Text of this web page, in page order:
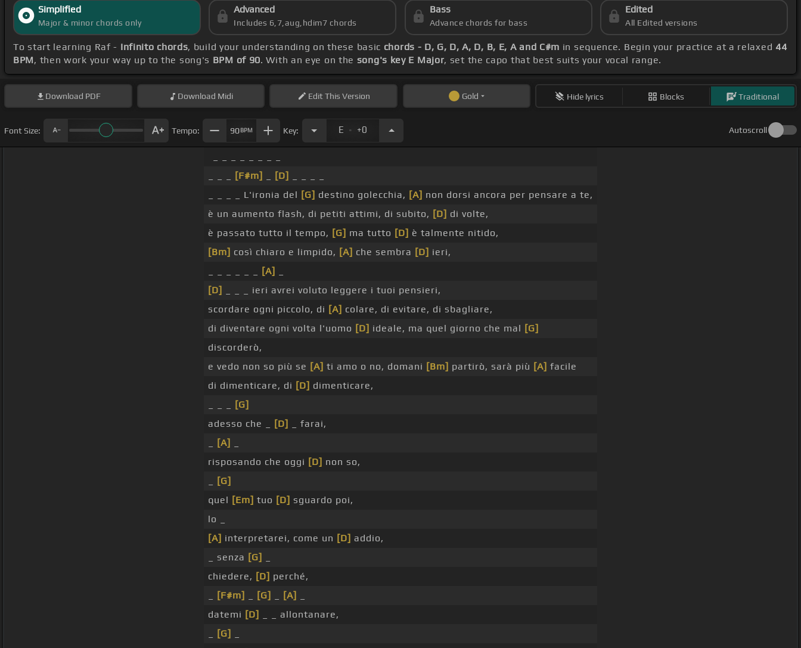
Simplified
Major & minor chords only
Advanced
Includes 6,7,aug,hdim7 chords
Bass
Advance chords for bass
Edited
All Edited versions
To start learning Raf - Infinito chords, build your understanding on these basic chords - D, G, D, A, D, B, E, A and C#m in sequence. Begin your practice at a relaxed 44
BPM, then work your way up to the song's BPM of 90. With an eye on the song's key E Major, set the capo that best suits your vocal range.
Download PDF Download Midi EditThis Version Gold Hide lyrics Blocks Traditional
Font Size: Tempo: 90BPM Key: E . +0 Autoscroll
[F#m] [D]
_ _ _ _ L'ironia del [G] destino golecchia, [A] non dorsi ancora per pensare a te,
è un aumento flash, di petiti attimi, di subito, [D] di volte,
è passato tutto il tempo, [G] ma tutto [D] è talmente nitido,
[Bm] così chiaro e limpido, [A] che sembra [D] ieri,
[A]
[D]
_ _ _ ieri avrei voluto leggere i tuoi pensieri,
scordare ogni piccolo, di [A] colare, di evitare, di sbagliare,
di diventare ogni volta l'uomo [D] ideale, ma quel giorno che mal [G]
discorderò,
e vedo non so più se [A] ti amo o no, domani [Bm] partirò, sarà più [A] facile
di dimenticare, di [D] dimenticare,
[G]
adesso che _
[D]
_ farai,
[A]
risposando che oggi [D] non so,
[G]
quel [Em] tuo [D] sguardo poi,
lo _
[A] interpretarei, come un [D] addio,
_ senza [G]
chiedere, [D] perché,
[F#m] [G] [A]
datemi [D]
_ _ allontanare,
[G]